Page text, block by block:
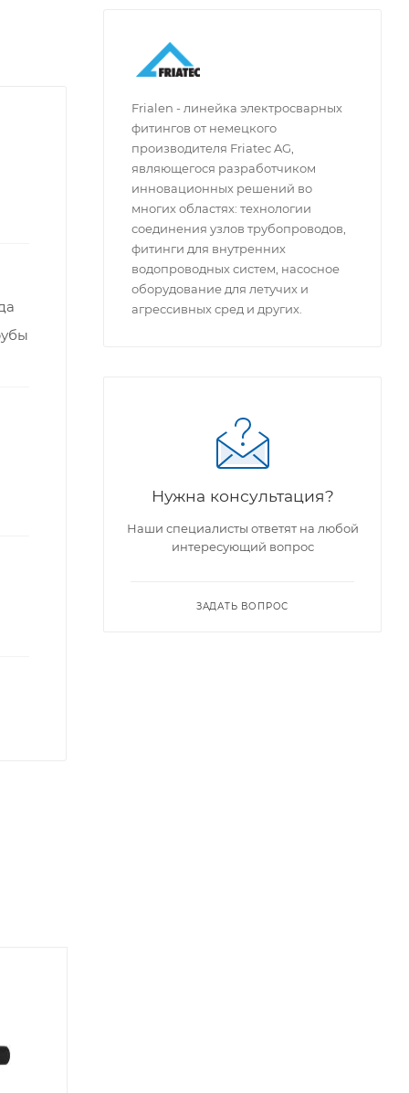
Frialen - линейка электросварных
фитингов от немецкого
производителя Friatec AG,
являющегося разработчиком
инновационных решений во
многих областях: технологии
соединения узлов трубопроводов,
фитинги для внутренних
водопроводных систем, насосное
оборудование для летучих и
агрессивных сред и других.
Нужна консультация?
Наши специалисты ответят на любой
интересующий вопрос
ЗАДАТЬ ВОПРОС